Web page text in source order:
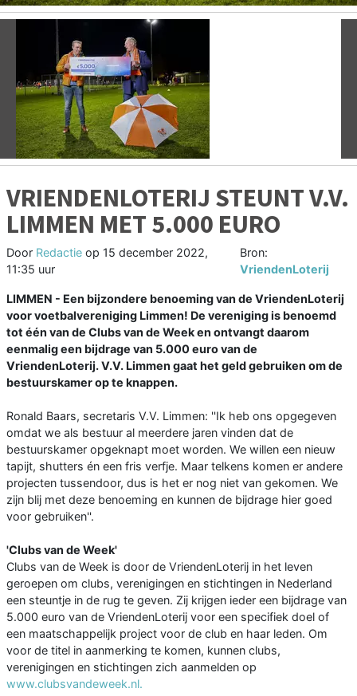
Vorige
VRIENDENLOTERIJ STEUNT V.V.
LIMMEN MET 5.000 EURO
Door Redactie op 15 december 2022,
11:35 uur
Bron:
VriendenLoterij
LIMMEN - Een bijzondere benoeming van de VriendenLoterij
voor voetbalvereniging Limmen! De vereniging is benoemd
tot één van de Clubs van de Week en ontvangt daarom
eenmalig een bijdrage van 5.000 euro van de
VriendenLoterij. V.V. Limmen gaat het geld gebruiken om de
bestuurskamer op te knappen.
Ronald Baars, secretaris V.V. Limmen: ''Ik heb ons opgegeven
omdat we als bestuur al meerdere jaren vinden dat de
bestuurskamer opgeknapt moet worden. We willen een nieuw
tapijt, shutters én een fris verfje. Maar telkens komen er andere
projecten tussendoor, dus is het er nog niet van gekomen. We
zijn blij met deze benoeming en kunnen de bijdrage hier goed
voor gebruiken''.
'Clubs van de Week'
Clubs van de Week is door de VriendenLoterij in het leven
geroepen om clubs, verenigingen en stichtingen in Nederland
een steuntje in de rug te geven. Zij krijgen ieder een bijdrage van
5.000 euro van de VriendenLoterij voor een specifiek doel of
een maatschappelijk project voor de club en haar leden. Om
voor de titel in aanmerking te komen, kunnen clubs,
verenigingen en stichtingen zich aanmelden op
www.clubsvandeweek.nl.